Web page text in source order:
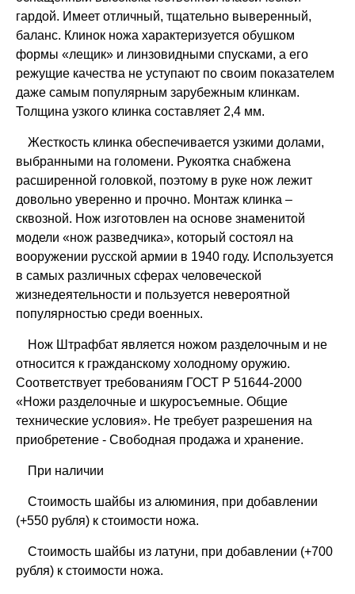
гардой. Имеет отличный, тщательно выверенный,
баланс. Клинок ножа характеризуется обушком
формы «лещик» и линзовидными спусками, а его
режущие качества не уступают по своим показателем
даже самым популярным зарубежным клинкам.
Толщина узкого клинка составляет 2,4 мм.
Жесткость клинка обеспечивается узкими долами,
выбранными на голомени. Рукоятка снабжена
расширенной головкой, поэтому в руке нож лежит
довольно уверенно и прочно. Монтаж клинка –
сквозной. Нож изготовлен на основе знаменитой
модели «нож разведчика», который состоял на
вооружении русской армии в 1940 году. Используется
в самых различных сферах человеческой
жизнедеятельности и пользуется невероятной
популярностью среди военных.
Нож Штрафбат является ножом разделочным и не
относится к гражданскому холодному оружию.
Соответствует требованиям ГОСТ Р 51644-2000
«Ножи разделочные и шкуросъемные. Общие
технические условия». Не требует разрешения на
приобретение - Свободная продажа и хранение.
При наличии
Стоимость шайбы из алюминия, при добавлении
(+550 рубля) к стоимости ножа.
Стоимость шайбы из латуни, при добавлении (+700
рубля) к стоимости ножа.